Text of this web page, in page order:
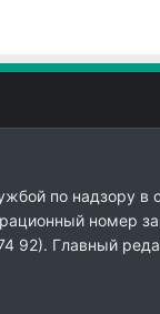
по надзору в
номер
92). Главный